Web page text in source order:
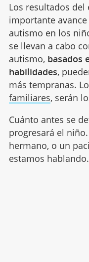
Los resultados
importante
autismo en los
se llevan a cabo
autismo, basados
habilidades,
más tempranas.
familiares, serán
Cuánto antes se
progresará el
hermano, o un
estamos hablando.